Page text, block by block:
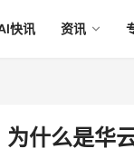
快讯 资讯
什么是华云